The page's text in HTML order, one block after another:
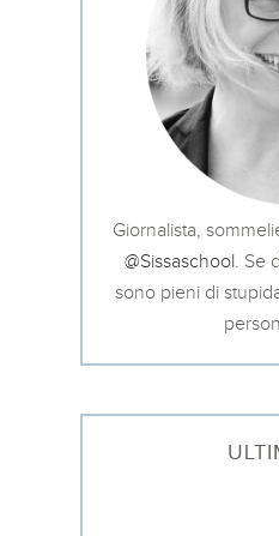
Giornalista,
@Sissaschool .
sono pieni di